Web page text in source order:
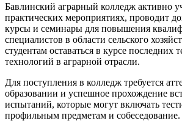
Бавлинский аграрный колледж активно
практических мероприятиях, проводит
курсы и семинары для повышения
специалистов в области сельского
студентам оставаться в курсе последних
технологий в аграрной отрасли.
Для поступления в колледж требуется
образовании и успешное прохождение
испытаний, которые могут включать
профильным предметам и собеседование.